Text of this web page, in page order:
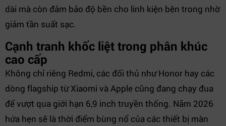
dài mà còn đảm bảo độ bền cho linh kiện bên trong nhờ
giảm tần suất sạc.
Cạnh tranh khốc liệt trong phân khúc
cao cấp
Không chỉ riêng Redmi, các đối thủ như Honor hay các
dòng flagship từ Xiaomi và Apple cũng đang chạy đua
để vượt qua giới hạn 6,9 inch truyền thống. Năm 2026
hứa hẹn sẽ là thời điểm bùng nổ của các thiết bị màn